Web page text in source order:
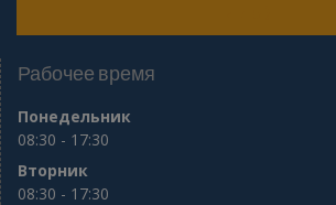
Рабочее время
Понедельник
08:30 - 17:30
Вторник
08:30 - 17:30